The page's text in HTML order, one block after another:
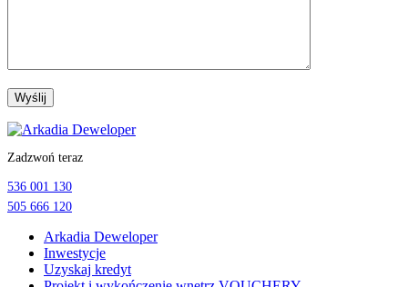
Przejdź
treści
Zadzwoń teraz
536 001 130
505 666 120
Arkadia Deweloper
Inwestycje
Uzyskaj kredyt